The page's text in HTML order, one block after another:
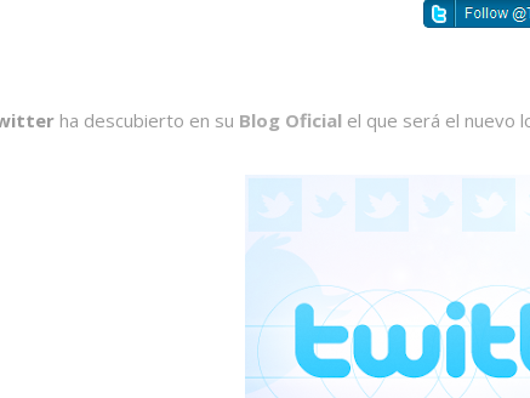
ha descubierto en su Blog Oficial el que será el nuevo